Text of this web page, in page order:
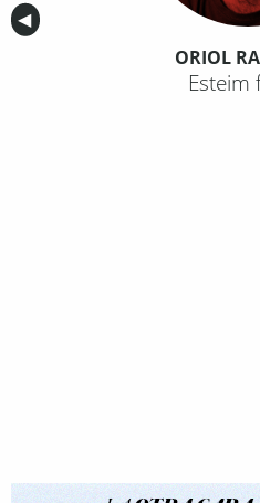
Anterior
◀︎
ORIOL
Esteim